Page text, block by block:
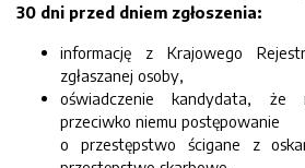
30 dni przed dniem zgłoszenia:
informację z Krajowego
zgłaszanej osoby,
oświadczenie kandydata,
przeciwko niemu postępowanie
o przestępstwo ścigane z